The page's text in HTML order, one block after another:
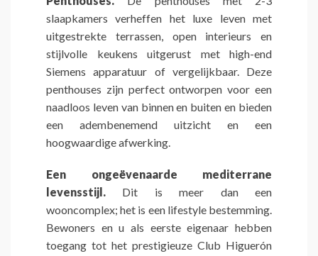
slaapkamers verheffen het luxe leven met
uitgestrekte terrassen, open interieurs en
stijlvolle keukens uitgerust met high-end
Siemens apparatuur of vergelijkbaar. Deze
penthouses zijn perfect ontworpen voor een
naadloos leven van binnen en buiten en bieden
een adembenemend uitzicht en een
hoogwaardige afwerking.
Een ongeëvenaarde mediterrane
levensstijl. Dit is meer dan een
wooncomplex; het is een lifestyle bestemming.
Bewoners en u als eerste eigenaar hebben
toegang tot het prestigieuze Club Higuerón